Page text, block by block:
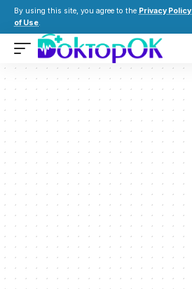
By using this site, you agree to the Privacy Policy
of Use.